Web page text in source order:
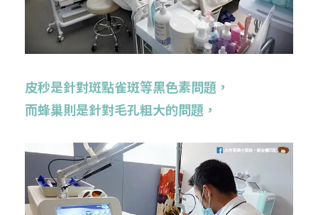
皮秒是針對斑點雀斑等黑色素問題，
而蜂巢則是針對毛孔粗大的問題，